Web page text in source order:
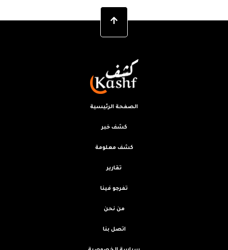
الصفحة الرئيسية
كشف خبر
كشف معلومة
تقارير
تفرجو فينا
من نحن
اتصل بنا